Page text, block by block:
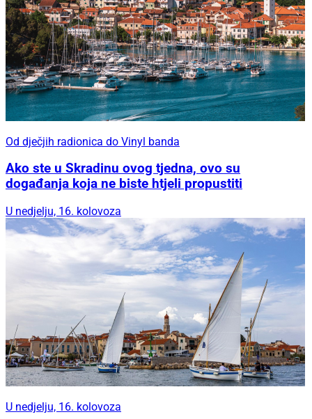
Od dječjih radionica do Vinyl banda
Ako ste u Skradinu ovog tjedna, ovo su
događanja koja ne biste htjeli propustiti
U nedjelju, 16. kolovoza
U nedjelju, 16. kolovoza